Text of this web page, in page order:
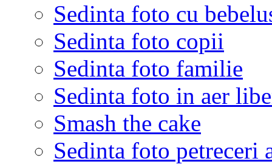
Sedinta foto cu
Sedinta foto copii
Sedinta foto familie
Sedinta foto in aer
Smash the cake
Sedinta foto petreceri